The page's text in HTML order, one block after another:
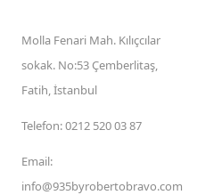
Molla Fenari Mah. Kılıçcılar
sokak. No:53 Çemberlitaş,
Fatih, İstanbul
Telefon:0212 520 03 87
Email:
info@935byrobertobravo.com